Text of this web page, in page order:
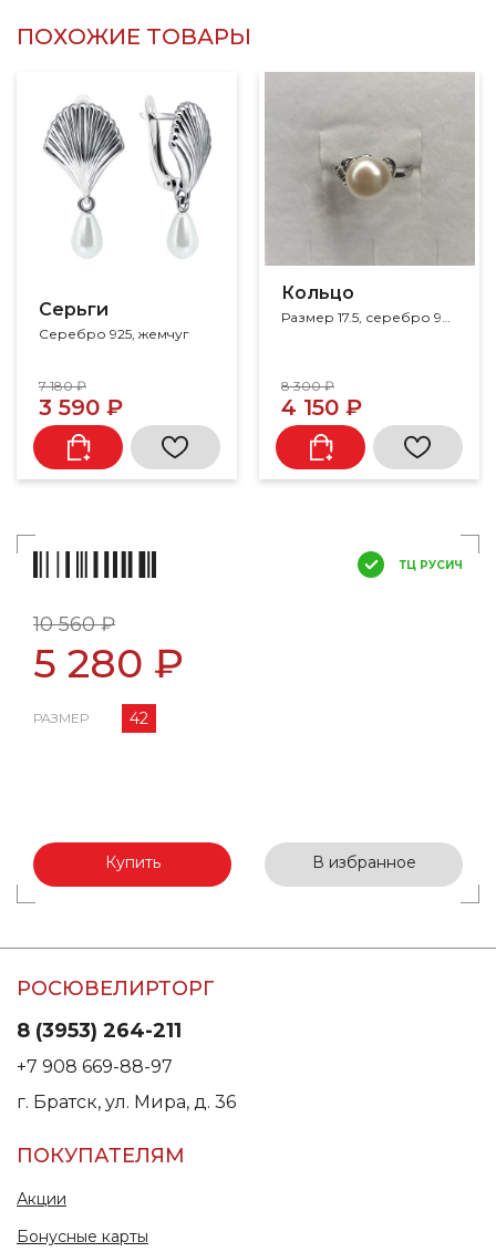
ПОХОЖИЕ ТОВАРЫ
Серьги
Серебро 925, жемчуг
7 180 ₽
3 590 ₽
Кольцо
Размер 17.5, серебро 925, жемчуг
8 300 ₽
4 150 ₽
ТЦ РУСИЧ
10 560 ₽
5 280 ₽
РАЗМЕР 42
Купить В избранное
РОСЮВЕЛИРТОРГ
8 (3953) 264-211
+7 908 669-88-97
г. Братск, ул. Мира, д. 36
ПОКУПАТЕЛЯМ
Акции
Бонусные карты